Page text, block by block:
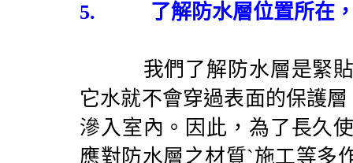
5. 了解防水層位置所在
我們了解防水層是緊貼
它水就不會穿過表面的保護
滲入室內。因此，為了長久
應對防水層之材質ˋ施工等多